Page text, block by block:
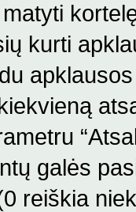
kurti
galės
reiškia